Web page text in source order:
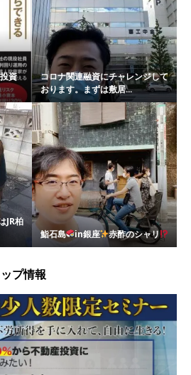
資
コロナ関連融資にチャレンジして
おります。まずは敷居...
JR柏
鮨石島 in銀座 赤酢のシャリ
プ情報